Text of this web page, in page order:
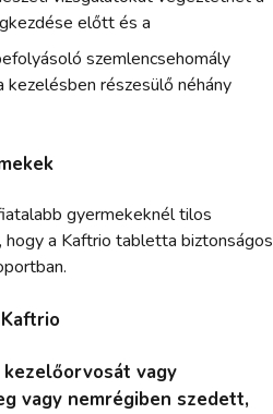
előtt és a
szemlencsehomály
részesülő néhány
gyermekeknél tilos
hogy a Kaftrio tabletta biztonságos
vagy
vagy nemrégiben szedett,